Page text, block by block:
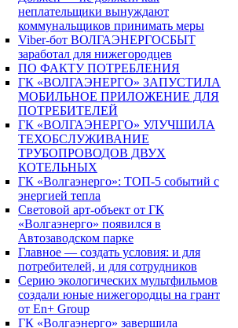
неплательщики вынуждают
коммунальщиков принимать меры
Viber-бот ВОЛГАЭНЕРГОСБЫТ
заработал для нижегородцев
ПО ФАКТУ ПОТРЕБЛЕНИЯ
ГК «ВОЛГАЭНЕРГО» ЗАПУСТИЛА
МОБИЛЬНОЕ ПРИЛОЖЕНИЕ ДЛЯ
ПОТРЕБИТЕЛЕЙ
ГК «ВОЛГАЭНЕРГО» УЛУЧШИЛА
ТЕХОБСЛУЖИВАНИЕ
ТРУБОПРОВОДОВ ДВУХ
КОТЕЛЬНЫХ
ГК «Волгаэнерго»: ТОП-5 событий с
энергией тепла
Световой арт-объект от ГК
«Волгаэнерго» появился в
Автозаводском парке
Главное — создать условия: и для
потребителей, и для сотрудников
Серию экологических мультфильмов
создали юные нижегородцы на грант
от En+ Group
ГК «Волгаэнерго» завершила